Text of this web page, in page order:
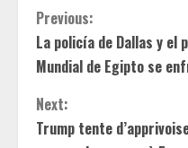
C
o
n
t
Previous:
La policía de Dallas y el
Mundial de Egipto se
Next:
Trump tente